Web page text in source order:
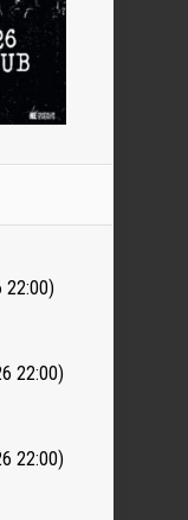
22:00)
22:00)
22:00)